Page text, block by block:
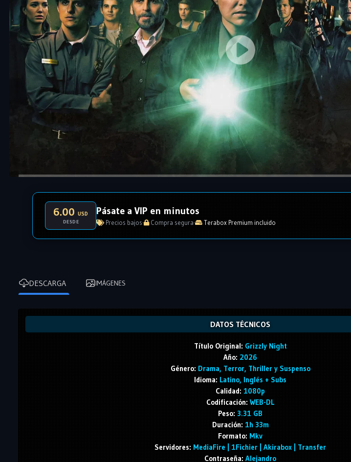
6.00USD
DESDE
Pásate a VIP en minutos
Precios bajos· Compra segura· Terabox Premium incluido
DESCARGA IMÁGENES
DATOS TÉCNICOS
Título Original: Grizzly Night
Año: 2026
Género: Drama, Terror, Thriller y Suspenso
Idioma: Latino, Inglés + Subs
Calidad: 1080p
Codificación: WEB-DL
Peso: 3.31 GB
Duración: 1h 33m
Formato: Mkv
Servidores: MediaFire | 1Fichier | Akirabox | Transfer
Contraseña: Alejandro